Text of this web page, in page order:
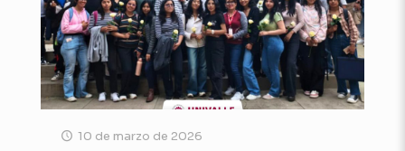
10 de marzo de 2026